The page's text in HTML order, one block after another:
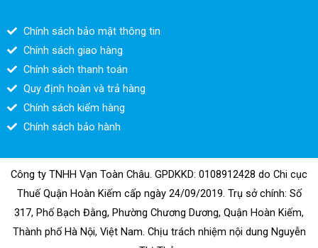
Chính sách bảo mật thông tin
Chính sách giao hàng
Chính sách thanh toán
Quy định hoàn và trả hàng
Chính sách kiểm hàng
Chính sách bảo hành
Công ty TNHH Vạn Toàn Châu. GPDKKD: 0108912428 do Chi cục
Thuế Quận Hoàn Kiếm cấp ngày 24/09/2019. Trụ sở chính: Số
317, Phố Bạch Đằng, Phường Chương Dương, Quận Hoàn Kiếm,
Thành phố Hà Nội, Việt Nam. Chịu trách nhiệm nội dung Nguyễn